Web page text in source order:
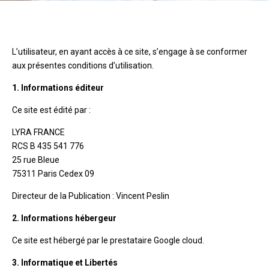
L’utilisateur, en ayant accès à ce site, s’engage à se conformer
aux présentes conditions d’utilisation.
1. Informations éditeur
Ce site est édité par :
LYRA FRANCE
RCS B 435 541 776
25 rue Bleue
75311 Paris Cedex 09
Directeur de la Publication : Vincent Peslin
2. Informations hébergeur
Ce site est hébergé par le prestataire Google cloud.
3. Informatique et Libertés